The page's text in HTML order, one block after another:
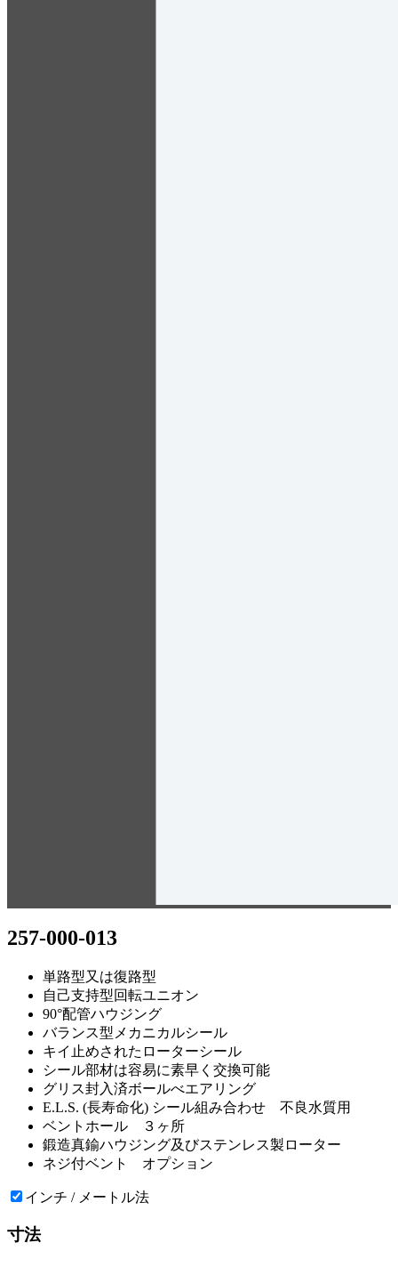
257-000-013
単路型又は復路型
自己支持型回転ユニオン
90°配管ハウジング
バランス型メカニカルシール
キイ止めされたローターシール
シール部材は容易に素早く交換可能
グリス封入済ボールべエアリング
E.L.S. (長寿命化) シール組み合わせ 不良水質用
ベントホール ３ヶ所
鍛造真鍮ハウジング及びステンレス製ローター
ネジ付ベント オプション
インチ / メートル法
寸法